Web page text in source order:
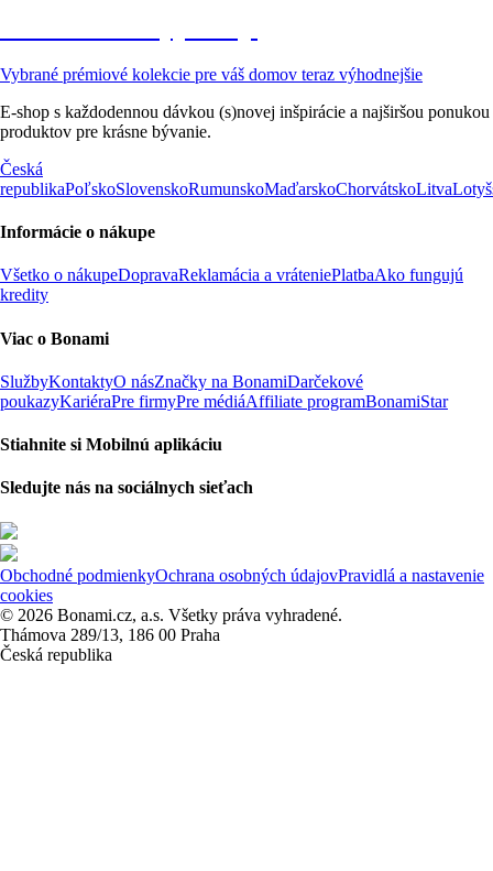
Vybrané prémiové kolekcie pre váš domov teraz výhodnejšie
E-shop s každodennou dávkou (s)novej inšpirácie a najširšou ponukou
produktov pre krásne bývanie.
Česká
republikaPoľskoSlovenskoRumunskoMaďarskoChorvátskoLitva
Informácie o nákupe
Všetko o nákupeDopravaReklamácia a vráteniePlatbaAko fungujú
kredity
Viac o Bonami
SlužbyKontaktyO násZnačky na BonamiDarčekové
poukazyKariéraPre firmyPre médiáAffiliate programBonamiStar
Stiahnite si Mobilnú aplikáciu
Sledujte nás na sociálnych sieťach
Obchodné podmienkyOchrana osobných údajovPravidlá a nastavenie
cookies
© 2026 Bonami.cz, a.s. Všetky práva vyhradené.
Thámova 289/13, 186 00 Praha
Česká republika